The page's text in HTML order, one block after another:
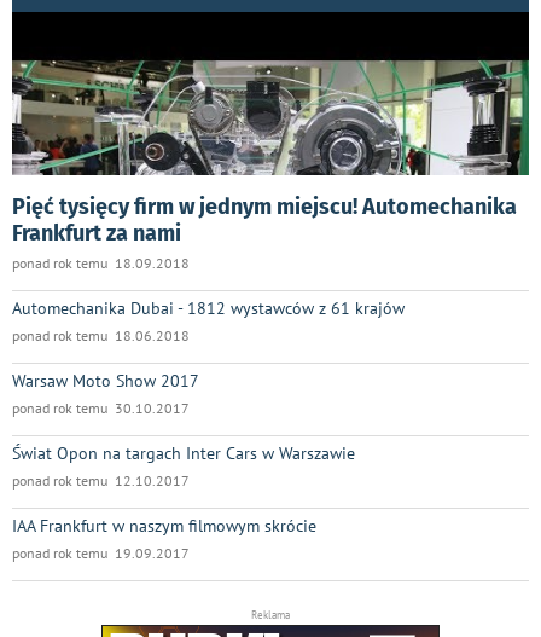
Pięć tysięcy firm w jednym miejscu! Automechanika
Frankfurt za nami
ponad rok temu 18.09.2018
Automechanika Dubai - 1812 wystawców z 61 krajów
ponad rok temu 18.06.2018
Warsaw Moto Show 2017
ponad rok temu 30.10.2017
Świat Opon na targach Inter Cars w Warszawie
ponad rok temu 12.10.2017
IAA Frankfurt w naszym filmowym skrócie
ponad rok temu 19.09.2017
Reklama